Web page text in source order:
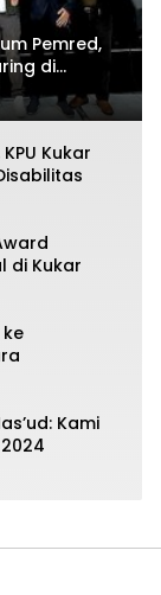
Pemred,
di
Kukar
di Kukar
Kami